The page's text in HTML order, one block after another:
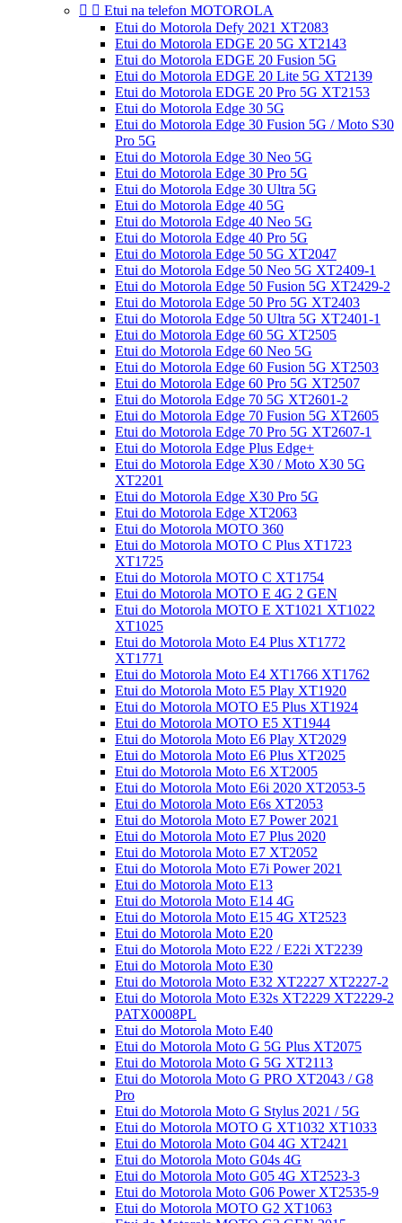
  Etui na telefon MOTOROLA
Etui do Motorola Defy 2021 XT2083
Etui do Motorola EDGE 20 5G XT2143
Etui do Motorola EDGE 20 Fusion 5G
Etui do Motorola EDGE 20 Lite 5G XT2139
Etui do Motorola EDGE 20 Pro 5G XT2153
Etui do Motorola Edge 30 5G
Etui do Motorola Edge 30 Fusion 5G / Moto S30
Pro 5G
Etui do Motorola Edge 30 Neo 5G
Etui do Motorola Edge 30 Pro 5G
Etui do Motorola Edge 30 Ultra 5G
Etui do Motorola Edge 40 5G
Etui do Motorola Edge 40 Neo 5G
Etui do Motorola Edge 40 Pro 5G
Etui do Motorola Edge 50 5G XT2047
Etui do Motorola Edge 50 Neo 5G XT2409-1
Etui do Motorola Edge 50 Fusion 5G XT2429-2
Etui do Motorola Edge 50 Pro 5G XT2403
Etui do Motorola Edge 50 Ultra 5G XT2401-1
Etui do Motorola Edge 60 5G XT2505
Etui do Motorola Edge 60 Neo 5G
Etui do Motorola Edge 60 Fusion 5G XT2503
Etui do Motorola Edge 60 Pro 5G XT2507
Etui do Motorola Edge 70 5G XT2601-2
Etui do Motorola Edge 70 Fusion 5G XT2605
Etui do Motorola Edge 70 Pro 5G XT2607-1
Etui do Motorola Edge Plus Edge+
Etui do Motorola Edge X30 / Moto X30 5G
XT2201
Etui do Motorola Edge X30 Pro 5G
Etui do Motorola Edge XT2063
Etui do Motorola MOTO 360
Etui do Motorola MOTO C Plus XT1723
XT1725
Etui do Motorola MOTO C XT1754
Etui do Motorola MOTO E 4G 2 GEN
Etui do Motorola MOTO E XT1021 XT1022
XT1025
Etui do Motorola Moto E4 Plus XT1772
XT1771
Etui do Motorola Moto E4 XT1766 XT1762
Etui do Motorola Moto E5 Play XT1920
Etui do Motorola MOTO E5 Plus XT1924
Etui do Motorola MOTO E5 XT1944
Etui do Motorola Moto E6 Play XT2029
Etui do Motorola Moto E6 Plus XT2025
Etui do Motorola Moto E6 XT2005
Etui do Motorola Moto E6i 2020 XT2053-5
Etui do Motorola Moto E6s XT2053
Etui do Motorola Moto E7 Power 2021
Etui do Motorola Moto E7 Plus 2020
Etui do Motorola Moto E7 XT2052
Etui do Motorola Moto E7i Power 2021
Etui do Motorola Moto E13
Etui do Motorola Moto E14 4G
Etui do Motorola Moto E15 4G XT2523
Etui do Motorola Moto E20
Etui do Motorola Moto E22 / E22i XT2239
Etui do Motorola Moto E30
Etui do Motorola Moto E32 XT2227 XT2227-2
Etui do Motorola Moto E32s XT2229 XT2229-2
PATX0008PL
Etui do Motorola Moto E40
Etui do Motorola Moto G 5G Plus XT2075
Etui do Motorola Moto G 5G XT2113
Etui do Motorola Moto G PRO XT2043 / G8
Pro
Etui do Motorola Moto G Stylus 2021 / 5G
Etui do Motorola MOTO G XT1032 XT1033
Etui do Motorola Moto G04 4G XT2421
Etui do Motorola Moto G04s 4G
Etui do Motorola Moto G05 4G XT2523-3
Etui do Motorola Moto G06 Power XT2535-9
Etui do Motorola MOTO G2 XT1063